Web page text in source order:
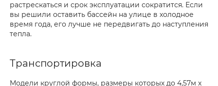
растрескаться и срок эксплуатации сократится. Если
вы решили оставить бассейн на улице в холодное
время года, его лучше не передвигать до наступления
тепла.
Транспортировка
Модели круглой формы, размеры которых до 4,57м x